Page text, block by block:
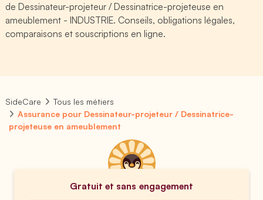
de Dessinateur-projeteur / Dessinatrice-projeteuse en
ameublement - INDUSTRIE. Conseils, obligations légales,
comparaisons et souscriptions en ligne.
SideCare
Tous les métiers
Assurance pour Dessinateur-projeteur / Dessinatrice-
projeteuse en ameublement
Gratuit et sans engagement